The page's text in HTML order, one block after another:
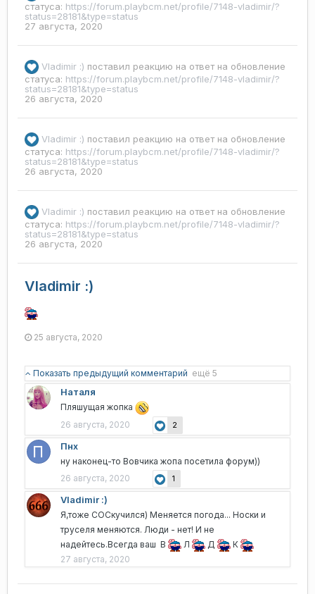
статуса: https://forum.playbcm.net/profile/7148-vladimir/?
status=28181&type=status
27 августа, 2020
Vladimir :) поставил реакцию на ответ на обновление
статуса: https://forum.playbcm.net/profile/7148-vladimir/?
status=28181&type=status
26 августа, 2020
Vladimir :) поставил реакцию на ответ на обновление
статуса: https://forum.playbcm.net/profile/7148-vladimir/?
status=28181&type=status
26 августа, 2020
Vladimir :) поставил реакцию на ответ на обновление
статуса: https://forum.playbcm.net/profile/7148-vladimir/?
status=28181&type=status
26 августа, 2020
Vladimir :)
25 августа, 2020
Показать предыдущий комментарий ещё 5
Наталя
Пляшущая жопка
26 августа, 2020
2
Пнх
ну наконец-то Вовчика жопа посетила форум))
26 августа, 2020
1
Vladimir :)
Я,тоже СОСкучился) Меняется погода... Носки и
труселя меняются. Люди - нет! И не
надейтесь.Всегда ваш В
Л Д
К
27 августа, 2020